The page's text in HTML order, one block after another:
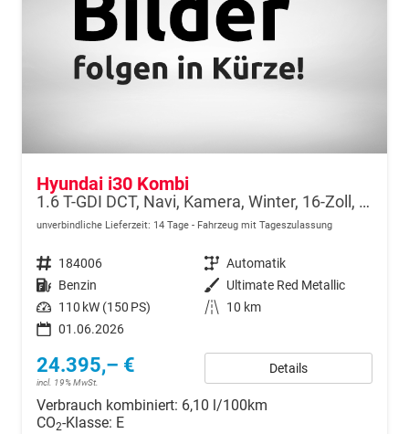
Hyundai i30 Kombi
1.6 T-GDI DCT, Navi, Kamera, Winter, 16-Zoll, 5 J.-Garantie
unverbindliche Lieferzeit: 14 Tage Fahrzeug mit Tageszulassung
Fahrzeugnr. 184006 Getriebe Automatik
Kraftstoff Benzin Außenfarbe Ultimate Red Metallic
Leistung 110 kW (150 PS) Kilometerstand
10 km
01.06.2026
24.395,– €
incl. 19% MwSt.
Details
Verbrauch kombiniert: 6,10 l/100km
CO2-Klasse: E